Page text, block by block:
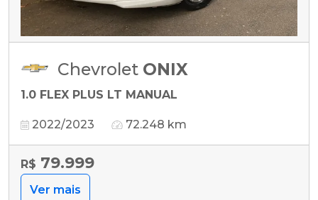
Chevrolet ONIX
1.0 FLEX PLUS LT MANUAL
2022/2023 72.248 km
R$ 79.999
Ver mais